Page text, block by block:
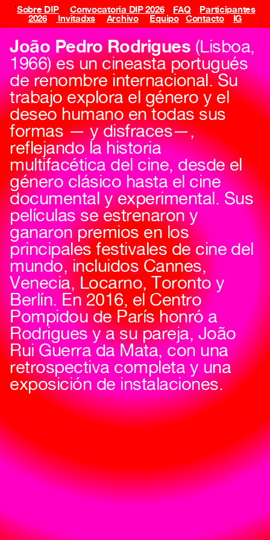
`Sobre DIP Convocatoria DIP 2026 FAQ Participantes
2026 Invitadxs Archivo Equipo Contacto IG
João Pedro Rodrigues(Lisboa,
1966) es un cineasta portugués
de renombre internacional. Su
trabajo explora el género y el
deseo humano en todas sus
formas — y disfraces—,
reflejando la historia
multifacética del cine, desde el
género clásico hasta el cine
documental y experimental. Sus
películas se estrenaron y
ganaron premios en los
principales festivales de cine del
mundo, incluidos Cannes,
Venecia, Locarno, Toronto y
Berlín. En 2016, el Centro
Pompidou de París honró a
Rodrigues y a su pareja, João
Rui Guerra da Mata, con una
retrospectiva completa y una
exposición de instalaciones.